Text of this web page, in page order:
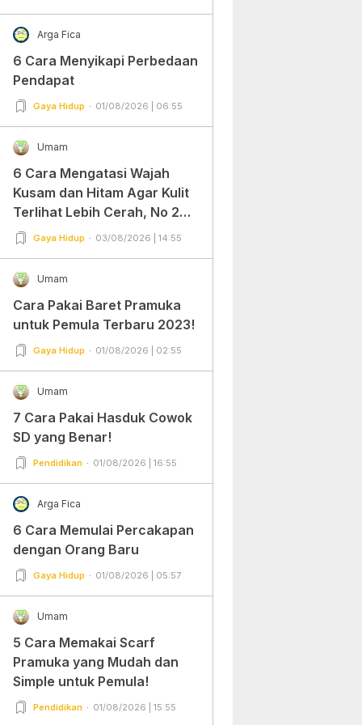
Arga Fica
6 Cara Menyikapi Perbedaan
Pendapat
Gaya Hidup 01/08/2026 | 06:55
Umam
6 Cara Mengatasi Wajah
Kusam dan Hitam Agar Kulit
Terlihat Lebih Cerah, No 2
Gampang Banget dan Mudah
Gaya Hidup 03/08/2026 | 14:55
Umam
Cara Pakai Baret Pramuka
untuk Pemula Terbaru 2023!
Gaya Hidup 01/08/2026 | 02:55
Umam
7 Cara Pakai Hasduk Cowok
SD yang Benar!
Pendidikan 01/08/2026 | 16:55
Arga Fica
6 Cara Memulai Percakapan
dengan Orang Baru
Gaya Hidup 01/08/2026 | 05:57
Umam
5 Cara Memakai Scarf
Pramuka yang Mudah dan
Simple untuk Pemula!
Pendidikan 01/08/2026 | 15:55